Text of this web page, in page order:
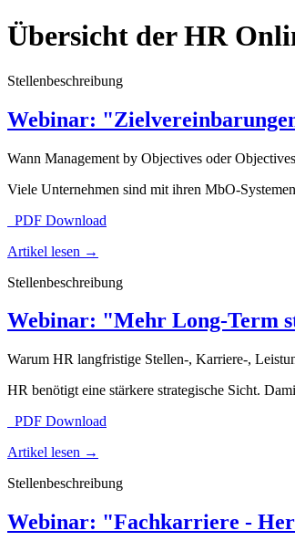
Übersicht der HR
Stellenbeschreibung
Webinar:
Wann Management by Objectives oder
Viele Unternehmen sind mit ihren MbO-
PDF Download
Artikel lesen →
Stellenbeschreibung
Webinar: "Mehr Long-Term
Warum HR langfristige Stellen-, Karriere-,
HR benötigt eine stärkere strategische Sicht.
PDF Download
Artikel lesen →
Stellenbeschreibung
Webinar: "Fachkarriere -